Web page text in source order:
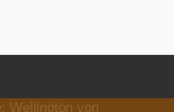
Wellington von